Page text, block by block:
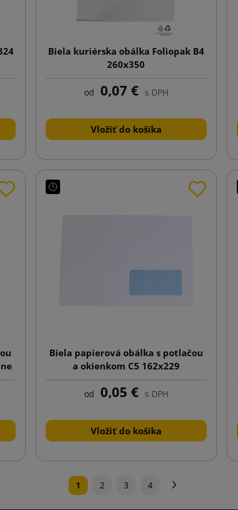
Biela kuriérska obálka Foliopak B4
260x350
od 0,07 € s DPH
Vložiť do košíka
Biela papierová obálka s potlačou
a okienkom C5 162x229
od 0,05 € s DPH
Vložiť do košíka
1 2 3 4